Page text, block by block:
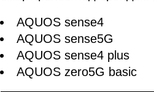
AQUOS sense4
AQUOS sense5G
AQUOS sense4 plus
AQUOS zero5G basic